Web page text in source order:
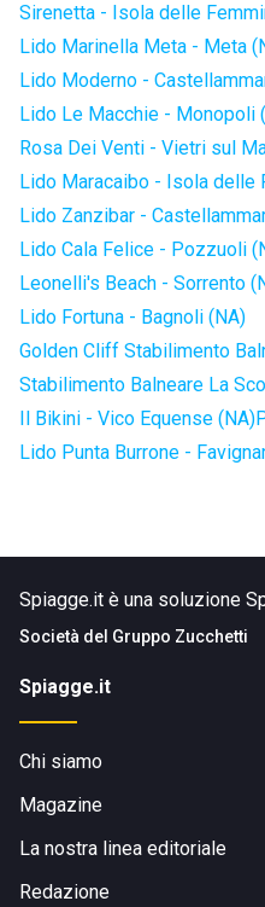
Sirenetta - Isola delle
Lido Marinella Meta - Meta
Lido Moderno -
Lido Le Macchie - Monopoli
Rosa Dei Venti - Vietri sul
Lido Maracaibo - Isola delle
Lido Zanzibar -
Lido Cala Felice - Pozzuoli
Leonelli's Beach - Sorrento
Lido Fortuna - Bagnoli (NA)
Golden Cliff Stabilimento
Stabilimento Balneare La
Il Bikini - Vico Equense (NA)
Lido Punta Burrone -
Spiagge.it è una soluzione
Società del Gruppo Zucchetti
Spiagge.it
Chi siamo
Magazine
La nostra linea editoriale
Redazione